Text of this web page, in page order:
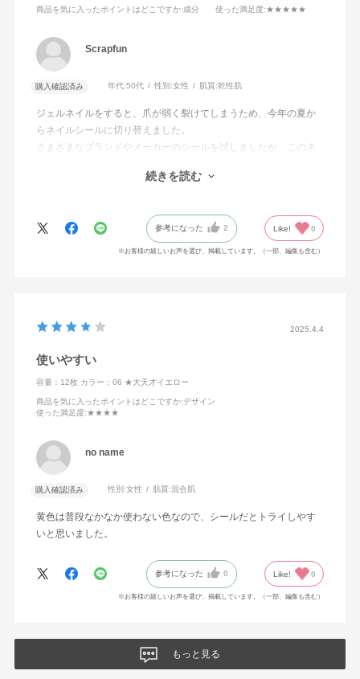
商品を気に入ったポイントはどこですか:成分 使った満足度:★★★★★
Scrapfun
購入確認済み 年代:50代 性別:女性 肌質:乾性肌
ジェルネイルをすると、爪が弱く裂けてしまうため、今年の夏か
らネイルシールに切り替えました。
さまざまなブランドやメーカーのシールを試しましたが、このネ
ね｣と何度も声をかけられました。
他の色も欲しいと思い検討しましたが、柄が子供っぽいため、黄
色以外の選択肢がありません。
イルシールの需要は高いと思います。
続きを読む
参考になった 2 Like! 0
※お客様の嬉しいお声を選び、掲載しています。（一部、編集も含む）
2025.4.4
使いやすい
容量：12枚 カラー：06 ★大天才イエロー
商品を気に入ったポイントはどこですか:デザイン
使った満足度:★★★★
no name
購入確認済み 性別:女性 肌質:混合肌
黄色は普段なかなか使わない色なので、シールだとトライしやす
いと思いました。
参考になった 0 Like! 0
※お客様の嬉しいお声を選び、掲載しています。（一部、編集も含む）
もっと見る